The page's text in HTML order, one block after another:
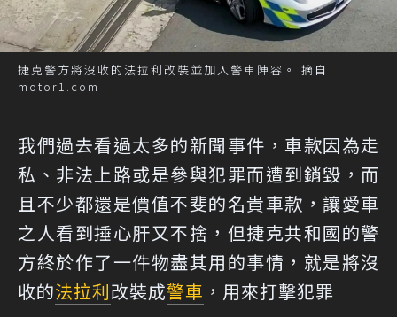
捷克警方將沒收的法拉利改裝並加入警車陣容。 摘自
motor1.com
我們過去看過太多的新聞事件，車款因為走
私、非法上路或是參與犯罪而遭到銷毀，而
且不少都還是價值不斐的名貴車款，讓愛車
之人看到捶心肝又不捨，但捷克共和國的警
方終於作了一件物盡其用的事情，就是將沒
收的法拉利改裝成警車 ，用來打擊犯罪